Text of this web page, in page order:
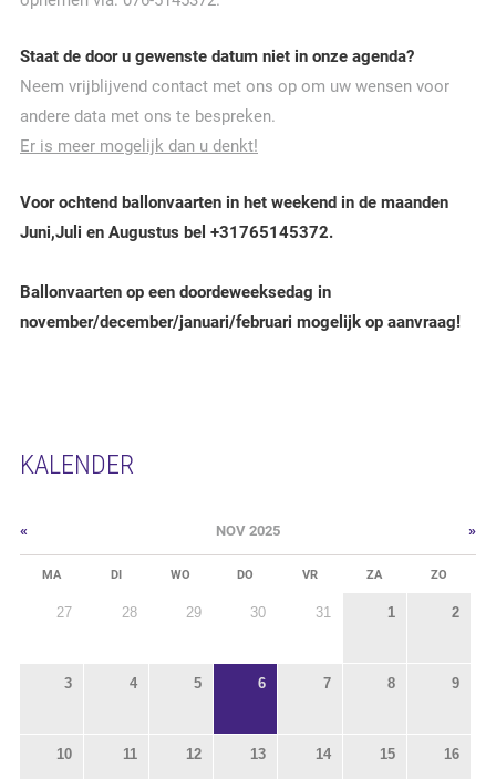
Staat de door u gewenste datum niet in onze agenda?
Neem vrijblijvend contact met ons op om uw wensen voor
andere data met ons te bespreken.
Er is meer mogelijk dan u denkt!
Voor ochtend ballonvaarten in het weekend in de maanden
Juni,Juli en Augustus bel +31765145372.
Ballonvaarten op een doordeweeksedag in
november/december/januari/februari mogelijk op aanvraag!
KALENDER
« NOV 2025 »
MA DI WO DO VR ZA ZO
27 28 29 30 31 1 2
3 4 5 6 7 8 9
10 11 12 13 14 15 16